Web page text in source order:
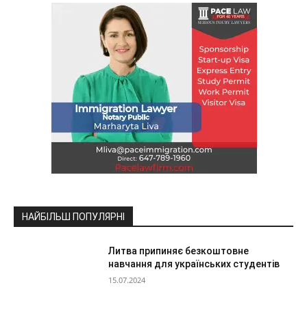
НАЙБІЛЬШ ПОПУЛЯРНІ
Литва припиняє безкоштовне
навчання для українських студентів
15.07.2024